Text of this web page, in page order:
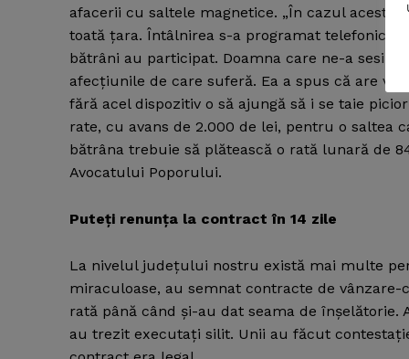
SUBSCRIBE
afacerii cu saltele magnetice. „În cazul acesta
toată ţara. Întâlnirea s-a programat telefonic şi
bătrâni au participat. Doamna care ne-a
afecţiunile de care suferă. Ea a spus că are
fără acel dispozitiv o să ajungă să i se taie
rate, cu avans de 2.000 de lei, pentru o saltea
bătrâna trebuie să plătească o rată lunară de
Avocatului Poporului.
Puteţi renunţa la contract în 14 zile
La nivelul judeţului nostru există mai multe
miraculoase, au semnat contracte de
rată până când şi-au dat seama de
au trezit executaţi silit. Unii au făcut